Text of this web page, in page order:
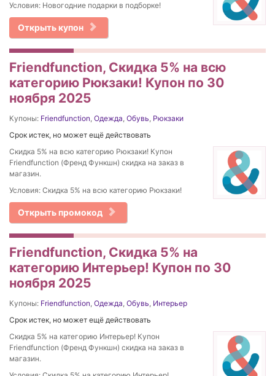
Условия: Новогодние подарки в подборке!
Открыть купон
Friendfunction, Скидка 5% на всю
категорию Рюкзаки! Купон по 30
ноября 2025
Купоны: Friendfunction, Одежда, Обувь, Рюкзаки
Срок истек, но может ещё действовать
Скидка 5% на всю категорию Рюкзаки! Купон
Friendfunction (Френд Функшн) скидка на заказ в
магазин.
Условия: Скидка 5% на всю категорию Рюкзаки!
Открыть промокод
Friendfunction, Скидка 5% на
категорию Интерьер! Купон по 30
ноября 2025
Купоны: Friendfunction, Одежда, Обувь, Интерьер
Срок истек, но может ещё действовать
Скидка 5% на категорию Интерьер! Купон
Friendfunction (Френд Функшн) скидка на заказ в
магазин.